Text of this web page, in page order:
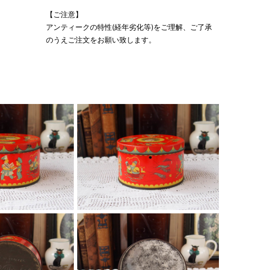
【ご注意】
アンティークの特性(経年劣化等)をご理解、ご了承
のうえご注文をお願い致します。